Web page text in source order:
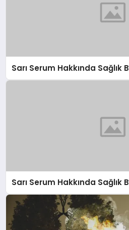
Sarı Serum Hakkında Sağlık
Sarı Serum Hakkında Sağlık